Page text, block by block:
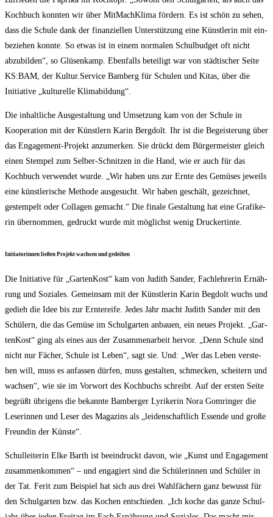
Koch­buch konn­ten wir über Mit­Mach­Kli­ma för­dern. Es ist schön zu sehen,
dass die Schu­le dank der finan­zi­el­len Unter­stüt­zung eine Künst­le­rin mit ein­
be­zie­hen konn­te. So etwas ist in einem nor­ma­len Schul­bud­get oft nicht
abzu­bil­den“, so Glüsen­kamp. Eben­falls betei­ligt war von städ­ti­scher Sei­te
KS:BAM, der Kultur.Service Bam­berg für Schu­len und Kitas, über die
Initia­ti­ve „kul­tu­rel­le Klimabildung“.
Die inhalt­li­che Aus­ge­stal­tung und Umset­zung kam von der Schu­le in
Koope­ra­ti­on mit der Künst­lern Karin Berg­dolt. Ihr ist die Begeis­te­rung über
das Enga­ge­ment-Pro­jekt anzu­mer­ken. Sie drückt dem Bür­ger­meis­ter gleich
einen Stem­pel zum Sel­ber-Schnit­zen in die Hand, wie er auch für das
Koch­buch ver­wen­det wur­de. „Wir haben uns zur Ern­te des Gemü­ses jeweils
eine künst­le­ri­sche Metho­de aus­ge­sucht. Wir haben geschält, gezeich­net,
gestem­pelt oder Col­la­gen gemacht.“ Die fina­le Gestal­tung hat eine Gra­fi­ke­
rin über­nom­men, gedruckt wur­de mit mög­lichst wenig Druckertinte.
Initia­to­rin­nen lie­ßen Pro­jekt wach­sen und gedeihen
Die Initia­ti­ve für „Gar­ten­Kost“ kam von Judith San­der, Fach­leh­re­rin Ernäh­
rung und Sozia­les. Gemein­sam mit der Künst­le­rin Karin Begdolt wuchs und
gedieh die Idee bis zur Ern­te­rei­fe. Jedes Jahr macht Judith San­der mit den
Schü­lern, die das Gemü­se im Schul­gar­ten anbau­en, ein neu­es Pro­jekt. „Gar­
ten­Kost“ ging als eines aus der Zusam­men­ar­beit her­vor. „Denn Schu­le sind
nicht nur Fächer, Schu­le ist Leben“, sagt sie. Und: „Wer das Leben ver­ste­
hen will, muss es anfas­sen dür­fen, muss gestal­ten, schme­cken, schei­tern und
wach­sen“, wie sie im Vor­wort des Koch­buchs schreibt. Auf der ers­ten Sei­te
begrüßt übri­gens die bekann­te Bam­ber­ger Lyri­ke­rin Nora Gom­rin­ger die
Lese­rin­nen und Leser des Maga­zins als „lei­den­schaft­lich Essen­de und gro­ße
Freun­din der Künste“.
Schul­lei­te­rin Elke Barth ist beein­druckt davon, wie „Kunst und Enga­ge­ment
zusam­men­kom­men“ – und enga­giert sind die Schü­le­rin­nen und Schü­ler in
der Tat. Ferit zum Bei­spiel hat sich aus drei Wahl­fä­chern ganz bewusst für
den Schul­gar­ten bzw. das Kochen ent­schie­den. „Ich koche das gan­ze Schul­